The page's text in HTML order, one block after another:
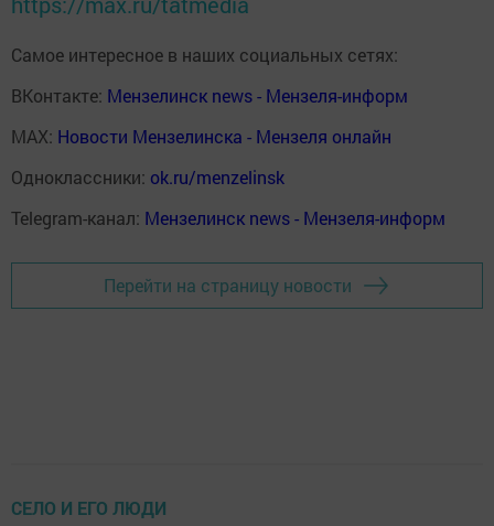
Самое интересное в наших социальных сетях:
ВКонтакте: Мензелинск news - Мензеля-информ
MAX: Новости Мензелинска - Мензеля онлайн
Одноклассники: ok.ru/menzelinsk
Telegram-канал: Мензелинск news - Мензеля-информ
Перейти на страницу новости
СЕЛО И ЕГО ЛЮДИ